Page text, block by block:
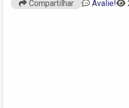
Compartilhar Avalie!